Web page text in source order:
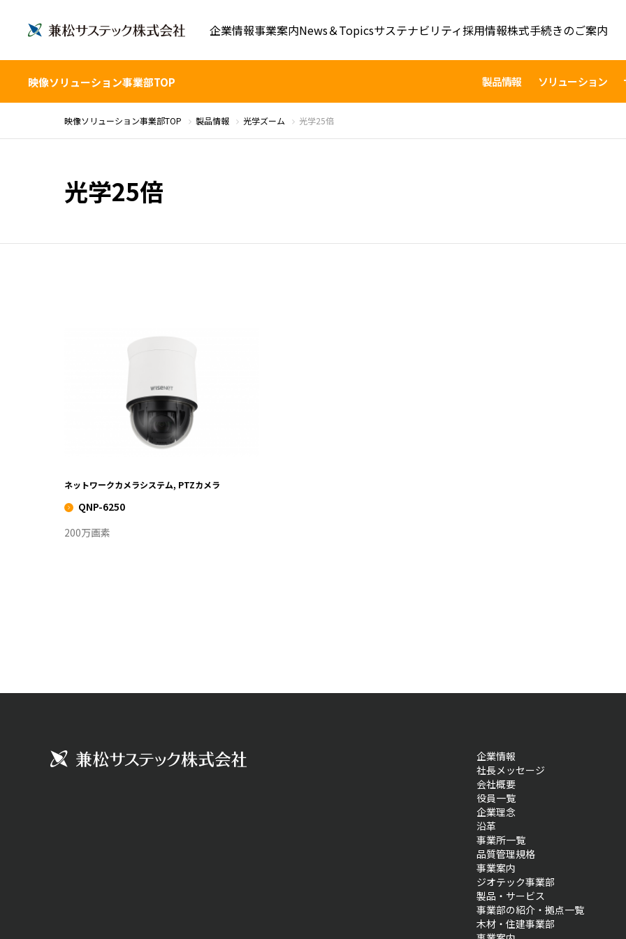
企業情報事業案内News＆Topicsサステナビリティ採用情報株式手続きのご案内
映像ソリューション事業部TOP 製品情報 ソリューション
映像ソリューション事業部TOP 製品情報 光学ズーム 光学25倍
光学25倍
VIEW MORE
ネットワークカメラシステム, PTZカメラ
QNP-6250
200万画素
企業情報
社長メッセージ
会社概要
役員一覧
企業理念
沿革
事業所一覧
品質管理規格
事業案内
ジオテック事業部
製品・サービス
事業部の紹介・拠点一覧
木材・住建事業部